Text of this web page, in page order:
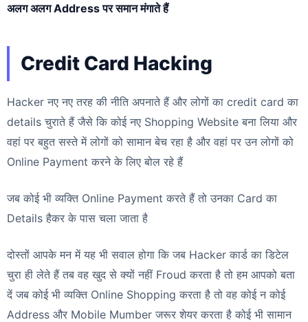
अलग अलग Address पर समान मंगाते हैं
Credit Card Hacking
Hacker नए नए तरह की नीति अपनाते हैं और लोगों का credit card का
details चुराते हैं जैसे कि कोई नए Shopping Website बना लिया और
वहां पर बहुत सस्ते में लोगों को सामान बेच रहा है और वहां पर उन लोगों को
Online Payment करने के लिए बोल रहे हैं
जब कोई भी व्यक्ति Online Payment करते हैं तो उनका Card का
Details हैकर के पास चला जाता है
दोस्तों आपके मन में यह भी सवाल होगा कि जब Hacker कार्ड का डिटेल
चुरा ही लेते हैं तब वह खुद से क्यों नहीं Froud करता है तो हम आपको बता
दें जब कोई भी व्यक्ति Online Shopping करता है तो वह कोई न कोई
Address और Mobile Mumber जरूर शेयर करता है कोई भी सामान